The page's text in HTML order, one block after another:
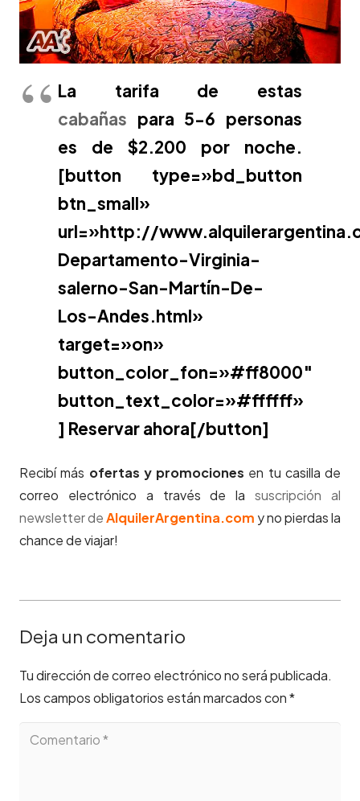
La tarifa de estas
cabañas para 5-6 personas
es de $2.200 por noche.
[button type=»bd_button
btn_small»
url=»http://
Departamento-Virginia-
salerno-San-Martín-De-
Los-Andes.html»
target=»on»
button_color_fon=»#ff8000″
button_text_color=»#ffffff»
] Reservar ahora[/button]
Recibí más ofertas y promociones en tu casilla de
correo electrónico a través de lasuscripción al
newsletter deAlquilerArgentina.com y no pierdas la
chance de viajar!
Deja un comentario
Tu dirección de correo electrónico no será publicada.
Los campos obligatorios están marcados con*